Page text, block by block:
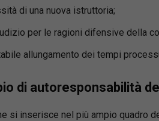
di una nuova istruttoria;
per le ragioni difensive della
allungamento dei tempi
di autoresponsabilità
si inserisce nel più ampio quadro